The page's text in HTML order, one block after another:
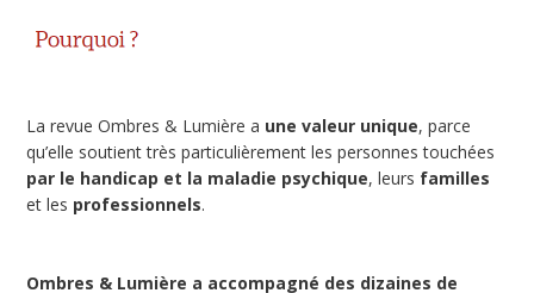
La revue Ombres & Lumière a une valeur unique, parce
qu’elle soutient très particulièrement les personnes touchées
par le handicap et la maladie psychique, leurs familles
et les professionnels.
Ombres & Lumière a accompagné des dizaines de